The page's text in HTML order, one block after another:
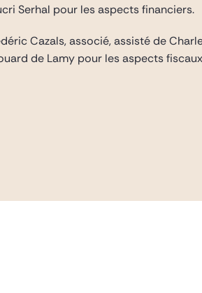
Serhal pour les aspects financiers.
Cazals, associé, assisté de
de Lamy pour les aspects